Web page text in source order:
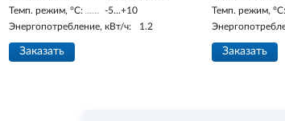
Темп. режим, °С:
-5...+10
Энергопотребление, кВт/ч:
1.2
Заказать
Темп. режим, °С:
Заказать